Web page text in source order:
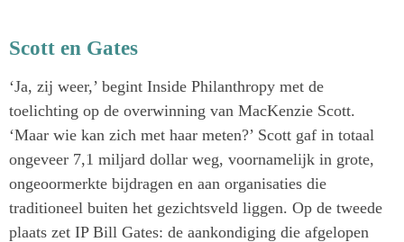
Scott en Gates
‘Ja, zij weer,’ begint Inside Philanthropy met de
toelichting op de overwinning van MacKenzie Scott.
‘Maar wie kan zich met haar meten?’ Scott gaf in totaal
ongeveer 7,1 miljard dollar weg, voornamelijk in grote,
ongeoormerkte bijdragen en aan organisaties die
traditioneel buiten het gezichtsveld liggen. Op de tweede
plaats zet IP Bill Gates: de aankondiging die afgelopen